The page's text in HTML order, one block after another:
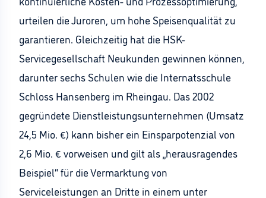
urteilen die Juroren, um hohe Speisenqualität zu
garantieren. Gleichzeitig hat die HSK-
Servicegesellschaft Neukunden gewinnen können,
darunter sechs Schulen wie die Internatsschule
Schloss Hansenberg im Rheingau. Das 2002
gegründete Dienstleistungsunternehmen (Umsatz
24,5 Mio. €) kann bisher ein Einsparpotenzial von
2,6 Mio. € vorweisen und gilt als „herausragendes
Beispiel“ für die Vermarktung von
Serviceleistungen an Dritte in einem unter